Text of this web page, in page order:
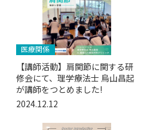
医療関係
【講師活動】肩関節に関する研
修会にて、理学療法士 烏山昌起
が講師をつとめました!
2024.12.12